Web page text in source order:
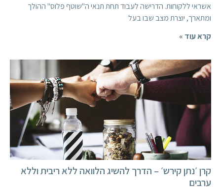
אשראי ללקוחות. הדרישה לעבוד תחת תנאי ה"שוטף פלוס" ההולך
ומתארך, יוצרת מצב שבו בעל
קרא עוד »
קרן ׳נתן קירש׳ – הדרך להשיג הלוואה ללא ריבית וללא
ערבים